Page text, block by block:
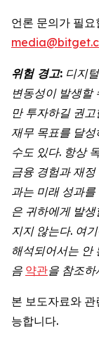
언론 문의가 필
위험 경고: 디지털
변동성이 발생할
만 투자하길 권고
재무 목표를 달
수도 있다. 항상
금융 경험과 재정
과는 미래 성과를
은 귀하에게 발생
지지 않는다. 여
해석되어서는 안
음 약관을 참조하
본 보도자료와
능합니다.